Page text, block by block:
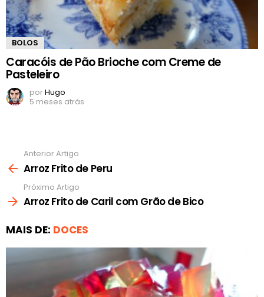
BOLOS
Caracóis de Pão Brioche com Creme de
Pasteleiro
porHugo
5 meses atrás
mais
Anterior Artigo
Arroz Frito de Peru
Próximo Artigo
Arroz Frito de Caril com Grão de Bico
MAIS DE: DOCES